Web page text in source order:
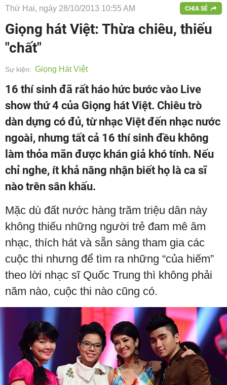
Thứ Hai, ngày 28/10/2013 10:55 AM CHIA SẺ
Giọng hát Việt: Thừa chiêu, thiếu
"chất"
Sự kiện: Giọng Hát Việt
16 thí sinh đã rất háo hức bước vào Live
show thứ 4 của Giọng hát Việt. Chiêu trò
dàn dựng có đủ, từ nhạc Việt đến nhạc nước
ngoài, nhưng tất cả 16 thí sinh đều không
làm thỏa mãn được khán giả khó tính. Nếu
chỉ nghe, ít khả năng nhận biết họ là ca sĩ
nào trên sân khấu.
Mặc dù đất nước hàng trăm triệu dân này
không thiếu những người trẻ đam mê âm
nhạc, thích hát và sẵn sàng tham gia các
cuộc thi nhưng để tìm ra những “của hiếm”
theo lời nhạc sĩ Quốc Trung thì không phải
năm nào, cuộc thi nào cũng có.